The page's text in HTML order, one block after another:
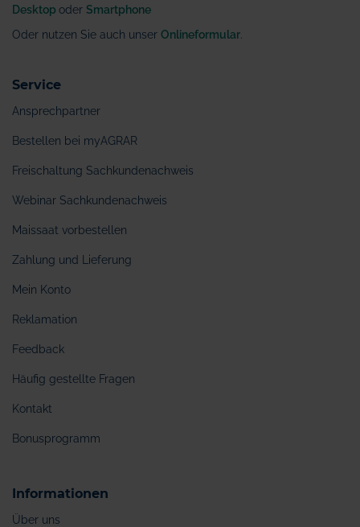
Desktop oder Smartphone
Oder nutzen Sie auch unser Onlineformular
Service
Ansprechpartner
Bestellen bei myAGRAR
Freischaltung Sachkundenachweis
Webinar Sachkundenachweis
Maissaat vorbestellen
Zahlung und Lieferung
Mein Konto
Reklamation
Feedback
Häufig gestellte Fragen
Kontakt
Bonusprogramm
Informationen
Über uns